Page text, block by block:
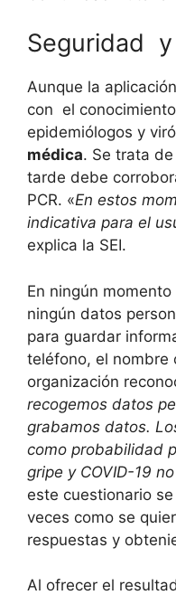
Seguridad
Aunque la
con el
epidemiólogos y
médica. Se trata
tarde debe
PCR. «En estos
indicativa para el
explica la SEI.
En ningún
ningún datos
para guardar
teléfono, el nombre
organización
recogemos datos
grabamos datos.
como probabilidad
gripe y COVID-19
este cuestionario
veces como se
respuestas y
Al ofrecer el